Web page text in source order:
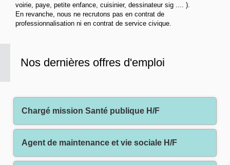
voirie, paye, petite enfance, cuisinier, dessinateur sig .... ).
En revanche, nous ne recrutons pas en contrat de
professionnalisation ni en contrat de service civique.
Nos dernières offres d'emploi
Chargé mission Santé publique H/F
Agent de maintenance et vie sociale H/F